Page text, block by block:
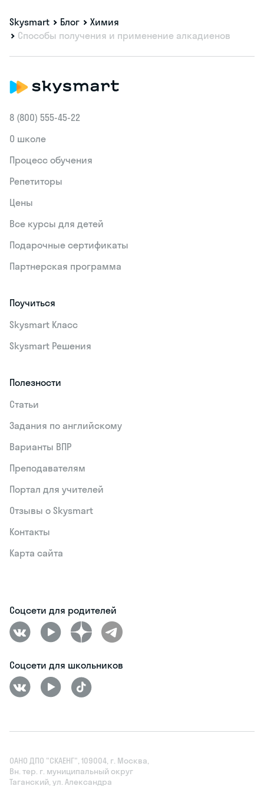
Skysmart Блог
Химия
Способы получения и применение алкадиенов
8 (800) 555‑45-22
О школе
Процесс обучения
Репетиторы
Цены
Все курсы для детей
Подарочные сертификаты
Партнерская программа
Поучиться
Skysmart Класс
Skysmart Решения
Полезности
Статьи
Задания по английскому
Варианты ВПР
Преподавателям
Портал для учителей
Отзывы о Skysmart
Контакты
Карта сайта
Соцсети для родителей
Соцсети для школьников
ОАНО ДПО "СКАЕНГ", 109004, г. Москва,
Вн. тер. г. муниципальный округ
Таганский, ул. Александра